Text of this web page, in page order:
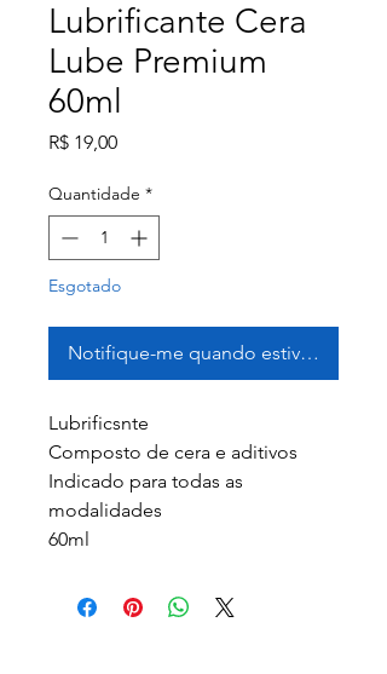
Lubrificante Cera
Lube Premium
60ml
R$ 19,00Preço
Quantidade *
Esgotado
Notifique-me quando estiver
Lubrificsnte
Composto de cera e aditivos
Indicado para todas as
modalidades
60ml